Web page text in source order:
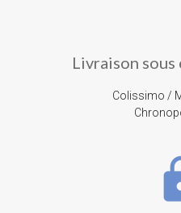
Livraison
Colissimo /